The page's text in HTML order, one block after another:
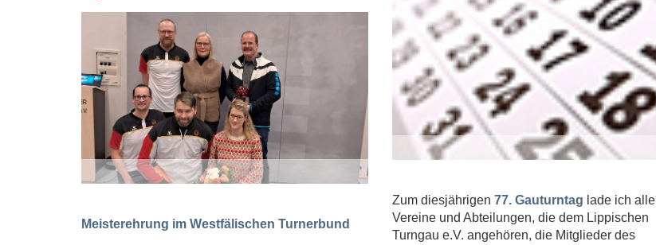
Meisterehrung im Westfälischen Turnerbund
Zum diesjährigen 77. Gauturntag lade ich alle
Vereine und Abteilungen, die dem Lippischen
Turngau e.V. angehören, die Mitglieder des